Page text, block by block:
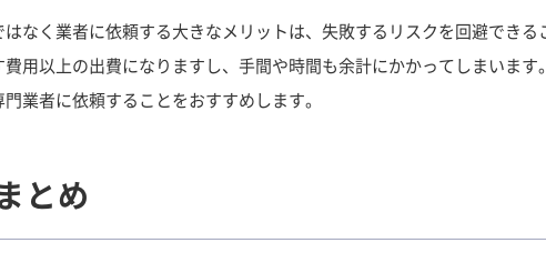
はなく業者に依頼する大きなメリットは、失敗するリスクを回避でき
費用以上の出費になりますし、手間や時間も余計にかかってしまいま
門業者に依頼することをおすすめします。
とめ